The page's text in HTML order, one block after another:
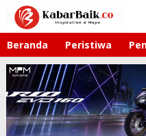
Lewati
konten
Beranda Peristiwa